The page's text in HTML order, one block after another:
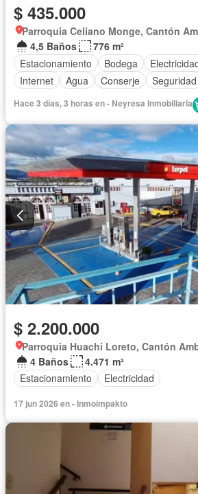
$ 435.000
Parroquia Celiano Monge, Cantón
4,5 Baños
776 m²
Estacionamiento
Bodega
Internet
Agua Conserje Seguridad
Hace 3 días, 3 horas en - Neyresa Inmobiliaria
$ 2.200.000
Parroquia Huachi Loreto, Cantón
4 Baños
4.471 m²
Estacionamiento
Electricidad
17 jun 2026 en - Inmoimpakto